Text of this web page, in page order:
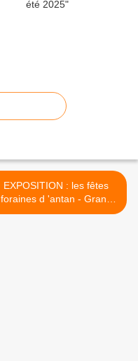
EXPOSITION : les fêtes
foraines d 'antan - Grand
Palais >